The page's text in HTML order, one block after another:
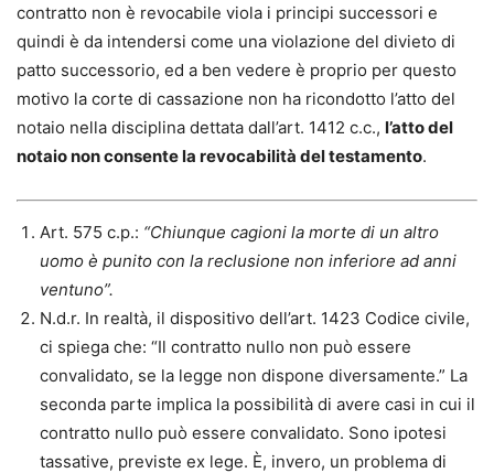
contratto non è revocabile viola i principi successori e
quindi è da intendersi come una violazione del divieto di
patto successorio, ed a ben vedere è proprio per questo
motivo la corte di cassazione non ha ricondotto l’atto del
notaio nella disciplina dettata dall’art. 1412 c.c., l’atto del
notaio non consente la revocabilità del testamento.
Art. 575 c.p.: “Chiunque cagioni la morte di un altro
uomo è punito con la reclusione non inferiore ad anni
ventuno”.
N.d.r. In realtà, il dispositivo dell’art. 1423 Codice civile,
ci spiega che: “Il contratto nullo non può essere
convalidato, se la legge non dispone diversamente.” La
seconda parte implica la possibilità di avere casi in cui il
contratto nullo può essere convalidato. Sono ipotesi
tassative, previste ex lege. È, invero, un problema di